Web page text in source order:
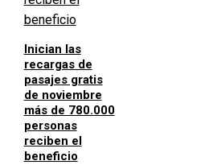
Inician las
recargas de
pasajes gratis
de noviembre
más de 780.000
personas
reciben el
beneficio